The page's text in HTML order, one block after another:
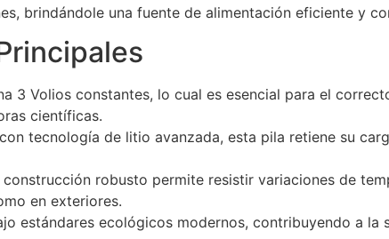
brindándole una fuente de alimentación eficiente y
3 Volios constantes, lo cual es esencial para el
científicas.
tecnología de litio avanzada, esta pila retiene su
construcción robusto permite resistir variaciones de
en exteriores.
estándares ecológicos modernos, contribuyendo a